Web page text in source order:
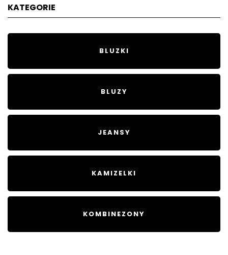
KATEGORIE
BLUZKI
BLUZY
JEANSY
KAMIZELKI
KOMBINEZONY